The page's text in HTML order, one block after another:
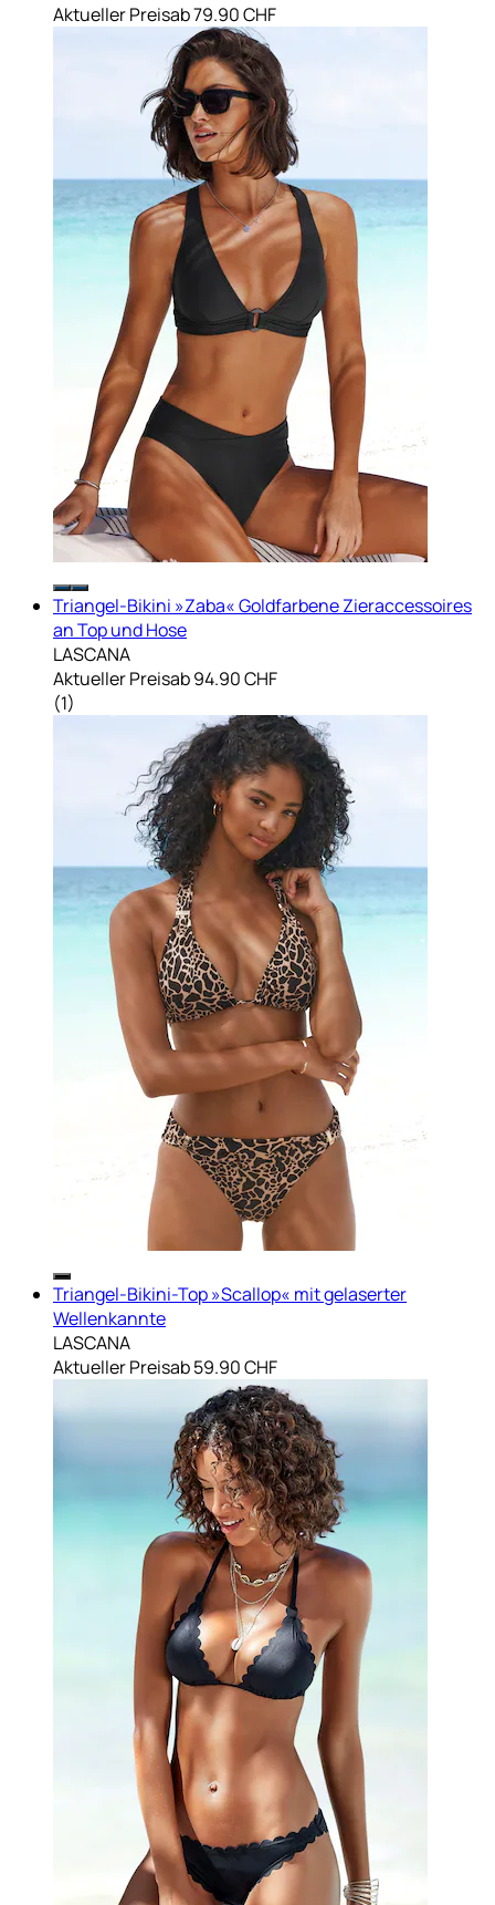
Aktueller Preisab79.90 CHF
Triangel-Bikini »Zaba« Goldfarbene Zieraccessoires
an Top und Hose
LASCANA
Aktueller Preisab94.90 CHF
(1)
Triangel-Bikini-Top »Scallop« mit gelaserter
Wellenkannte
LASCANA
Aktueller Preisab59.90 CHF